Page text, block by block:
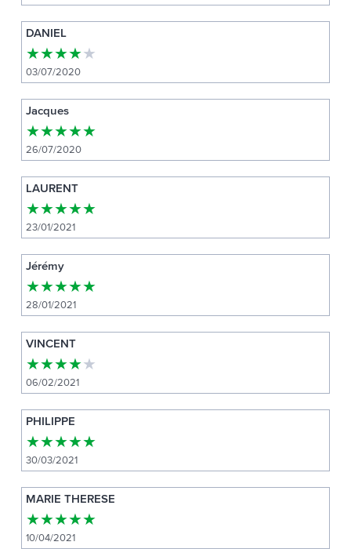
DANIEL
★★★★★
03/07/2020
Jacques
★★★★★
26/07/2020
LAURENT
★★★★★
23/01/2021
Jérémy
★★★★★
28/01/2021
VINCENT
★★★★★
06/02/2021
PHILIPPE
★★★★★
30/03/2021
MARIE THERESE
★★★★★
10/04/2021